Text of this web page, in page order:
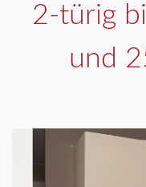
2-türig
und